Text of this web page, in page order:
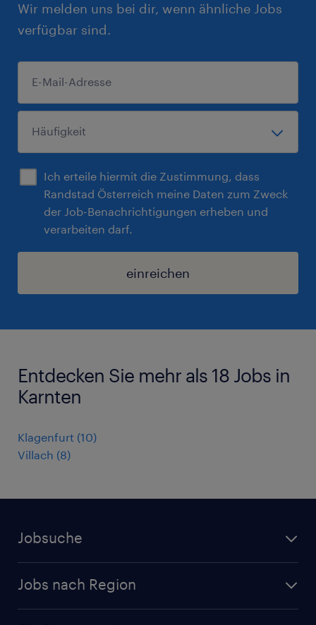
Wir melden uns bei dir, wenn ähnliche Jobs
verfügbar sind.
Ich erteile hiermit die Zustimmung, dass
Randstad Österreich meine Daten zum Zweck
der Job-Benachrichtigungen erheben und
verarbeiten darf.
einreichen
Entdecken Sie mehr als 18 Jobs in
Karnten
Klagenfurt (10)
Villach (8)
Jobsuche
Initiativbewerbung
Jobs nach Region